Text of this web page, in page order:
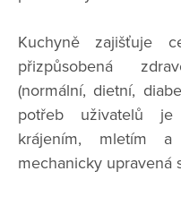
Kuchyně zajišťuje
přizpůsobená
(normální, dietní,
potřeb uživatelů je
krájením, mletím
mechanicky upravená